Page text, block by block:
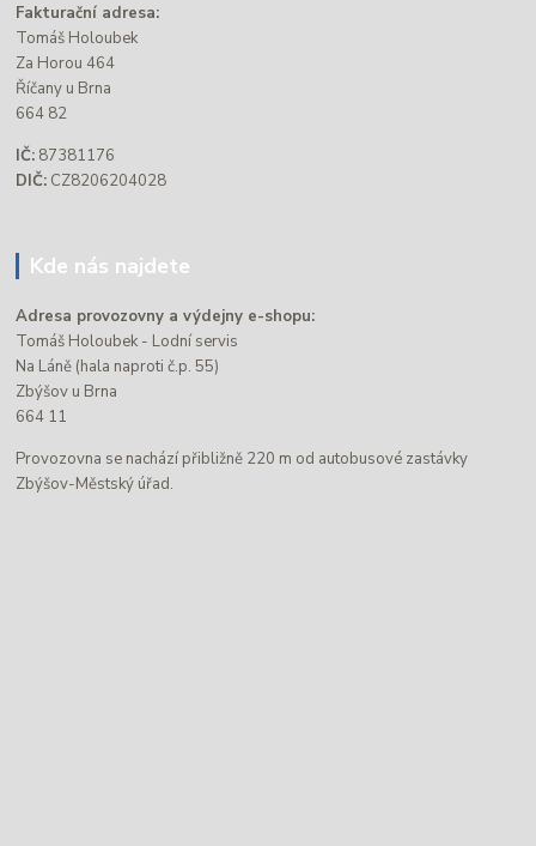
Fakturační adresa:
Tomáš Holoubek
Za Horou 464
Říčany u Brna
664 82
IČ: 87381176
DIČ: CZ8206204028
Kde nás najdete
Adresa provozovny a výdejny e-shopu:
Tomáš Holoubek - Lodní servis
Na Láně (hala naproti č.p. 55)
Zbýšov u Brna
664 11
Provozovna se nachází přibližně 220 m od autobusové zastávky
Zbýšov-Městský úřad.